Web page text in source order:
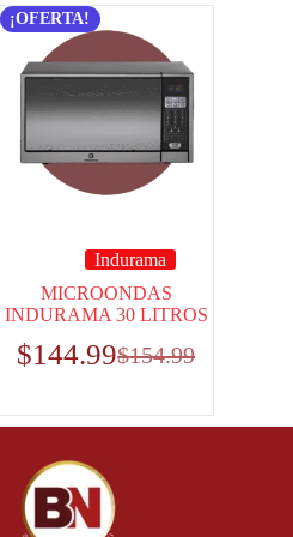
¡OFERTA!
Indurama
MICROONDAS
INDURAMA 30 LITROS
$154.99
$144.99